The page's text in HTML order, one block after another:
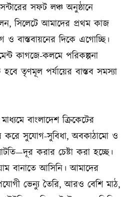
সফট লঞ্চ অনুষ্ঠানে
সিলেটে আমাদের প্রথম কাজ
বাস্তবায়নের দিকে এগোচ্ছি।
কাগজে-কলমে পরিকল্পনা
তৃণমূল পর্যায়ের বাস্তব সমস্যা
বাংলাদেশ ক্রিকেটের
করে সুযোগ-সুবিধা, অবকাঠামো ও
করার চেষ্টা করা হচ্ছে।
বানাতে আসিনি। আমাদের
ভেন্যু তৈরি, আরও বেশি মাঠ,